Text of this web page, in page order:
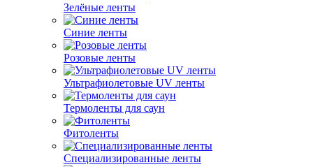
Зелёные ленты
Синие ленты
Розовые ленты
Ультрафиолетовые UV ленты
Термоленты для саун
Фитоленты
Специализированные ленты